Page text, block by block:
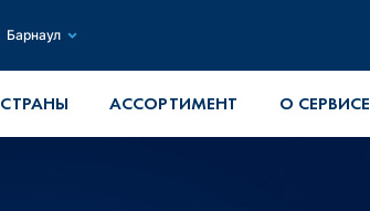
Барнаул
СТРАНЫ АССОРТИМЕНТ О СЕРВИСЕ